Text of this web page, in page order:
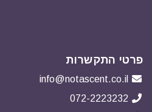
פרטי התקשרות
info@notascent.co.il
072-2223232